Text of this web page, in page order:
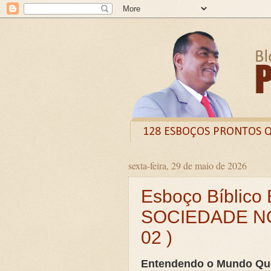
128 ESBOÇOS PRONTOS
Odysee
Livro
CURSO DE FORMAÇÃO
LIVRETO: TÍTULO - O
Guia prático: Como
sexta-feira, 29 de maio de 2026
Esboço Bíblico
SOCIEDADE
02 )
Entendendo o Mundo